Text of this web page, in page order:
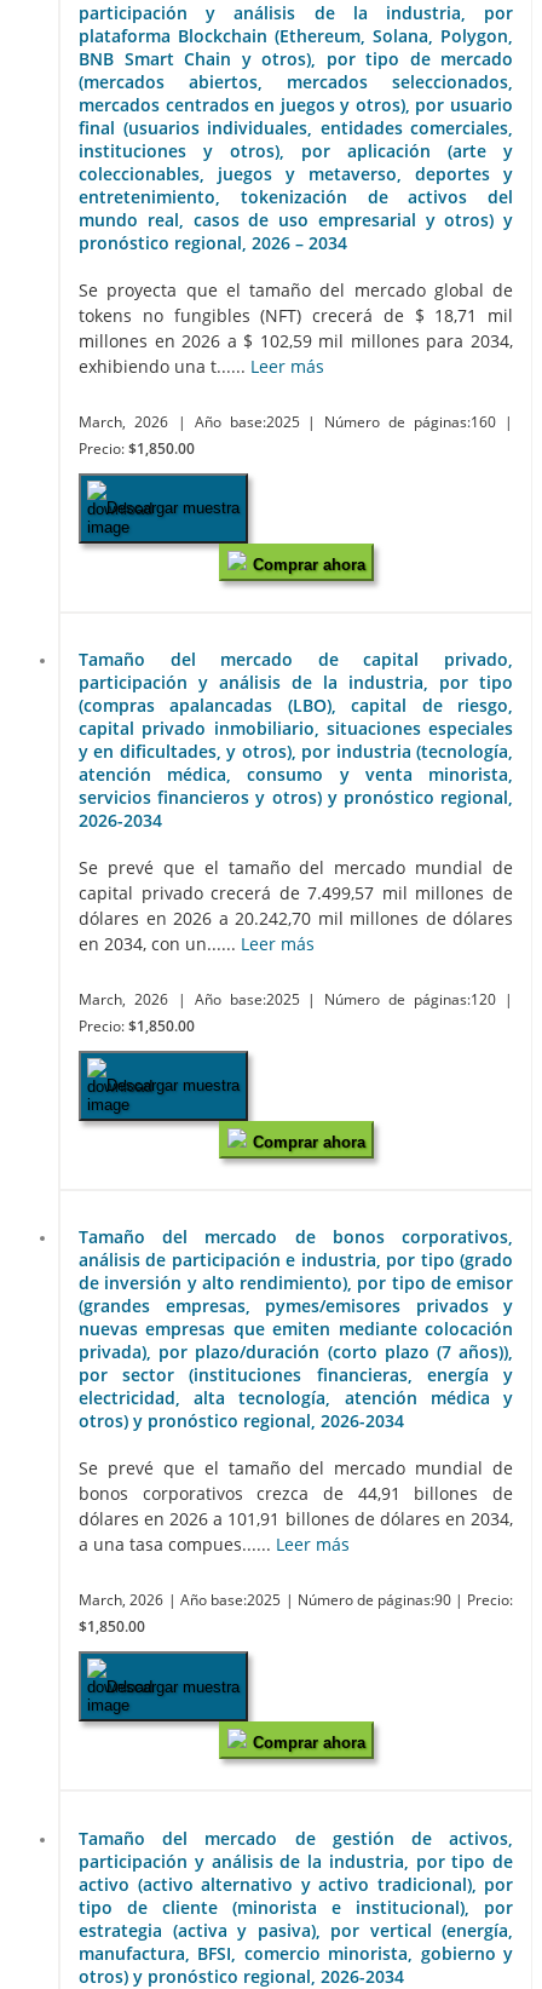
participación y análisis de la industria, por
plataforma Blockchain (Ethereum, Solana, Polygon,
BNB Smart Chain y otros), por tipo de mercado
(mercados abiertos, mercados seleccionados,
mercados centrados en juegos y otros), por usuario
final (usuarios individuales, entidades comerciales,
instituciones y otros), por aplicación (arte y
coleccionables, juegos y metaverso, deportes y
entretenimiento, tokenización de activos del
mundo real, casos de uso empresarial y otros) y
pronóstico regional, 2026 – 2034
Se proyecta que el tamaño del mercado global de
tokens no fungibles (NFT) crecerá de $ 18,71 mil
millones en 2026 a $ 102,59 mil millones para 2034,
exhibiendo una t...... Leer más
March, 2026 | Año base:2025 | Número de páginas:160
|
Precio: $1,850.00
Descargar muestra
Comprar ahora
Tamaño del mercado de capital privado,
participación y análisis de la industria, por tipo
(compras apalancadas (LBO), capital de riesgo,
capital privado inmobiliario, situaciones especiales
y en dificultades, y otros), por industria (tecnología,
atención médica, consumo y venta minorista,
servicios financieros y otros) y pronóstico regional,
2026-2034
Se prevé que el tamaño del mercado mundial de
capital privado crecerá de 7.499,57 mil millones de
dólares en 2026 a 20.242,70 mil millones de dólares
en 2034, con un...... Leer más
March, 2026 | Año base:2025 | Número de páginas:120
|
Precio: $1,850.00
Descargar muestra
Comprar ahora
Tamaño del mercado de bonos corporativos,
análisis de participación e industria, por tipo (grado
de inversión y alto rendimiento), por tipo de emisor
(grandes empresas, pymes/emisores privados y
nuevas empresas que emiten mediante colocación
privada), por plazo/duración (corto plazo (7 años)),
por sector (instituciones financieras, energía y
electricidad, alta tecnología, atención médica y
otros) y pronóstico regional, 2026-2034
Se prevé que el tamaño del mercado mundial de
bonos corporativos crezca de 44,91 billones de
dólares en 2026 a 101,91 billones de dólares en 2034,
a una tasa compues...... Leer más
March, 2026 | Año base:2025 | Número de páginas:90 | Precio:
$1,850.00
Descargar muestra
Comprar ahora
Tamaño del mercado de gestión de activos,
participación y análisis de la industria, por tipo de
activo (activo alternativo y activo tradicional), por
tipo de cliente (minorista e institucional), por
estrategia (activa y pasiva), por vertical (energía,
manufactura, BFSI, comercio minorista, gobierno y
otros) y pronóstico regional, 2026-2034